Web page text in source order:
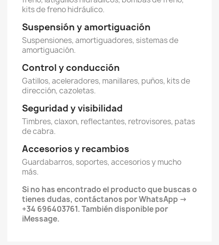
kits de freno hidráulico.
Suspensión y amortiguación
Suspensiones, amortiguadores, sistemas de
amortiguación.
Control y conducción
Gatillos, aceleradores, manillares, puños, kits de
dirección, cazoletas.
Seguridad y visibilidad
Timbres, claxon, reflectantes, retrovisores, patas
de cabra.
Accesorios y recambios
Guardabarros, soportes, accesorios y mucho
más.
Si no has encontrado el producto que buscas o
tienes dudas, contáctanos por WhatsApp →
+34 696403761. También disponible por
iMessage.